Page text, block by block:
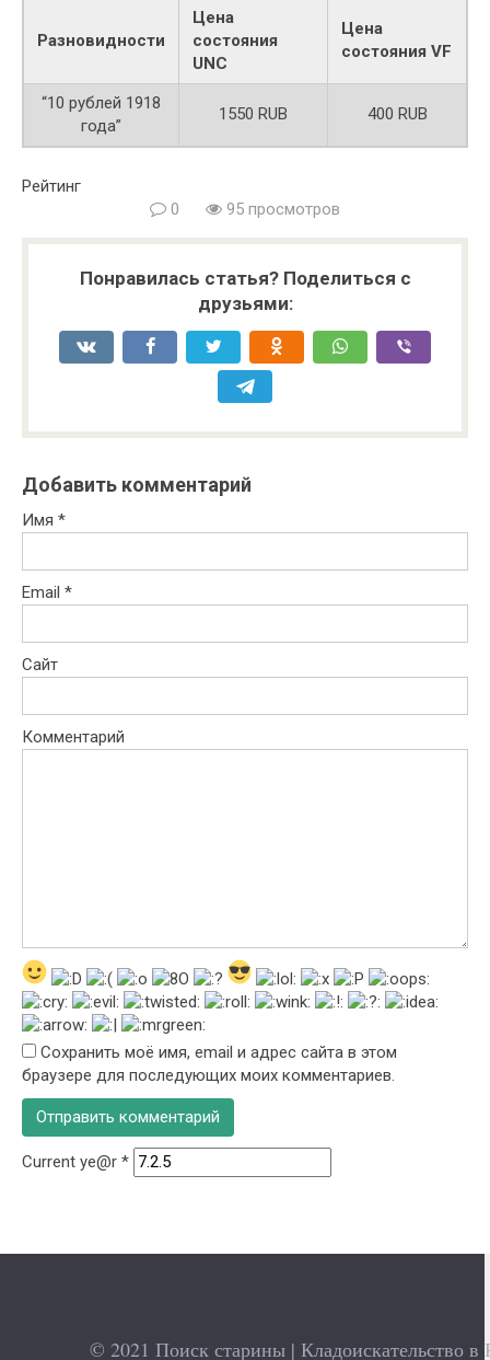
Разновидности
Цена
состояния
UNC
Цена
состояния VF
“10 рублей 1918
года”
1550 RUB 400 RUB
Рейтинг
0
95 просмотров
Понравилась статья? Поделиться с
друзьями:
Добавить комментарий
Имя *
Email *
Сайт
Комментарий
Сохранить моё имя, email и адрес сайта в этом
браузере для последующих моих комментариев.
Current ye@r *
© 2021 Поиск старины | Кладоискательство в